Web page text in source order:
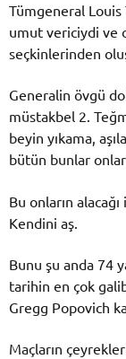
Tümgeneral Louis
umut vericiydi ve
seçkinlerinden
Generalin övgü
müstakbel 2.
beyin yıkama,
bütün bunlar
Bu onların
Kendini aş.
Bunu şu anda 74
tarihin en çok
Gregg Popovich
Maçların